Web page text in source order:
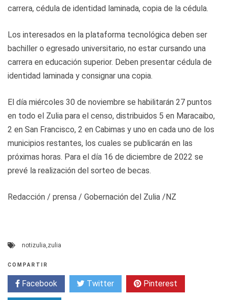
carrera, cédula de identidad laminada, copia de la cédula.
Los interesados en la plataforma tecnológica deben ser
bachiller o egresado universitario, no estar cursando una
carrera en educación superior. Deben presentar cédula de
identidad laminada y consignar una copia.
El día miércoles 30 de noviembre se habilitarán 27 puntos
en todo el Zulia para el censo, distribuidos 5 en Maracaibo,
2 en San Francisco, 2 en Cabimas y uno en cada uno de los
municipios restantes, los cuales se publicarán en las
próximas horas. Para el día 16 de diciembre de 2022 se
prevé la realización del sorteo de becas.
Redacción / prensa / Gobernación del Zulia /NZ
notizulia zulia
COMPARTIR
Facebook Twitter Pinterest